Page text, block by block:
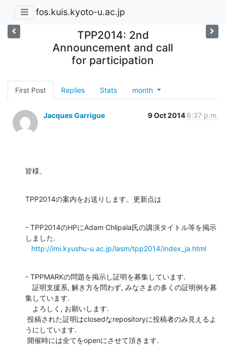
fos.kuis.kyoto-u.ac.jp
TPP2014: 2nd
Announcement and call
for participation
First Post Replies Stats month
Jacques Garrigue 9 Oct 2014 6:37 p.m.
皆様、
TPP2014の案内をお送りします。更新点は
- TPP2014のHPにAdam Chlipala氏の講演タイトル等を掲示
しました.
http://imi.kyushu-u.ac.jp/lasm/tpp2014/index_ja.html
- TPPMARKの問題を掲示し証明を募集しています.
証明支援系, 解き方を問わず, みなさまの多くの証明例を募
集しています.
よろしく, お願いします.
うにしています.
開催時には全てをopenにさせて頂きます.